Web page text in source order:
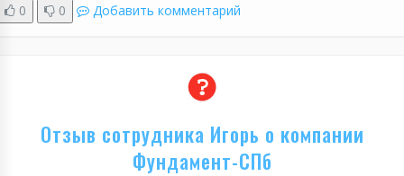
0 0 Добавить комментарий
Отзыв сотрудника Игорь о компании
Фундамент-СПб